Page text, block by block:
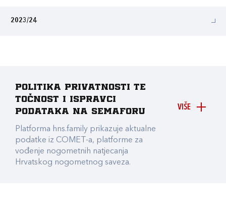
2023/24
VIŠE
Politika privatnosti te
točnost i ispravci
podataka na Semaforu
Platforma hns.family prikazuje aktualne
podatke iz COMET-a, platforme za
vođenje nogometnih natjecanja
Hrvatskog nogometnog saveza.